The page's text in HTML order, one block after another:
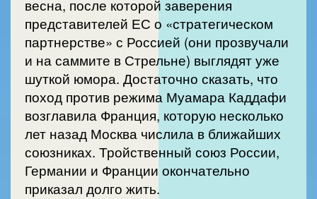
весна, после которой заверения
представителей ЕС о «стратегическом
партнерстве» с Россией (они прозвучали
и на саммите в Стрельне) выглядят уже
шуткой юмора. Достаточно сказать, что
поход против режима Муамара Каддафи
возглавила Франция, которую несколько
лет назад Москва числила в ближайших
союзниках. Тройственный союз России,
Германии и Франции окончательно
приказал долго жить.